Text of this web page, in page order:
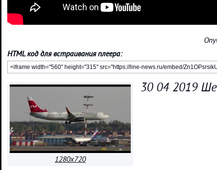
HTML код для встраивания плеера:
1280x720
30 04 2019